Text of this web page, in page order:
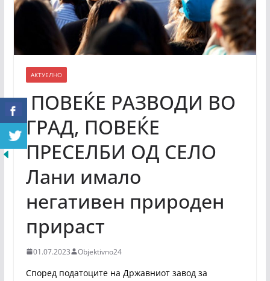
АКТУЕЛНО
ПОВЕЌЕ РАЗВОДИ ВО
ГРАД, ПОВЕЌЕ
ПРЕСЕЛБИ ОД СЕЛО
Лани имало
негативен природен
прираст
01.07.2023 Objektivno24
Според податоците на Државниот завод за